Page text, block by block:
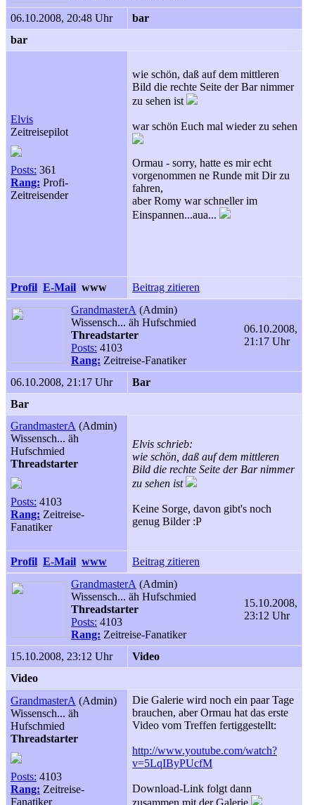
06.10.2008, 20:48 Uhr
bar
bar
Elvis
Zeitreisepilot
Posts: 361
Rang: Profi-
Zeitreisender
wie schön, daß auf dem mittleren
Bild die rechte Seite der Bar nimmer
zu sehen ist
war schön Euch mal wieder zu sehen
Ormau - sorry, hatte es mir echt
vorgenommen ne Runde mit Dir zu
fahren,
aber Romy war schneller im
Einspannen...aua...
Profil E-Mail www
Beitrag zitieren
GrandmasterA (Admin)
Wissensch... äh Hufschmied
Threadstarter
Posts: 4103
Rang: Zeitreise-Fanatiker
06.10.2008,
21:17 Uhr
06.10.2008, 21:17 Uhr
Bar
Bar
GrandmasterA (Admin)
Wissensch... äh
Hufschmied
Threadstarter
Posts: 4103
Rang: Zeitreise-
Fanatiker
Elvis schrieb:
wie schön, daß auf dem mittleren
Bild die rechte Seite der Bar nimmer
zu sehen ist
Keine Sorge, davon gibt's noch
genug Bilder :P
Profil E-Mail www
Beitrag zitieren
GrandmasterA (Admin)
Wissensch... äh Hufschmied
Threadstarter
Posts: 4103
Rang: Zeitreise-Fanatiker
15.10.2008,
23:12 Uhr
15.10.2008, 23:12 Uhr
Video
Video
GrandmasterA (Admin)
Wissensch... äh
Hufschmied
Threadstarter
Posts: 4103
Rang: Zeitreise-
Fanatiker
Die Galerie wird noch ein paar Tage
brauchen, aber Ormau hat das erste
Video vom Treffen fertiggestellt:
http://www.youtube.com/watch?
v=5LqIByPUcfM
Download-Link folgt dann
zusammen mit der Galerie